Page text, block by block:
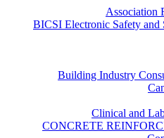
Association
BICSI Electronic Safety and
Building Industry
Clinical and
CONCRETE